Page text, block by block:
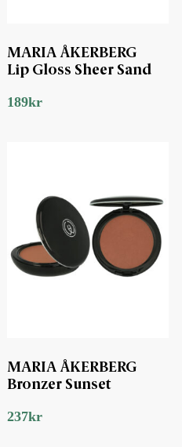
MARIA ÅKERBERG
Lip Gloss Sheer Sand
189kr
MARIA ÅKERBERG
Bronzer Sunset
237kr